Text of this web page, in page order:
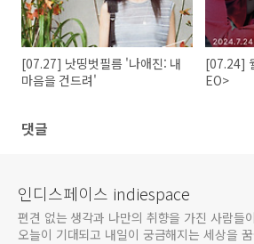
[07.27] 낫띵벗필름 '나애진: 내
마음을 건드려'
[07.24]
EO>
댓글
인디스페이스 indiespace
편견 없는 생각과 나만의 취향을 가진 사람들
오늘이 기대되고 내일이 궁금해지는 세상을